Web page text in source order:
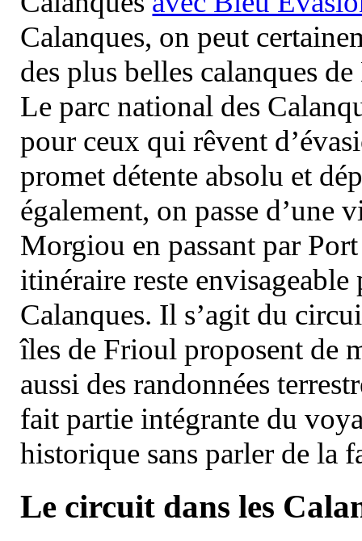
Calanques, on peut
des plus belles calanques
Le parc national des
pour ceux qui rêvent
promet détente absolu et
également, on passe d’une
Morgiou en passant par
itinéraire reste
Calanques. Il s’agit du
îles de Frioul proposent de
aussi des randonnées
fait partie intégrante du
historique sans parler de la
Le circuit dans les